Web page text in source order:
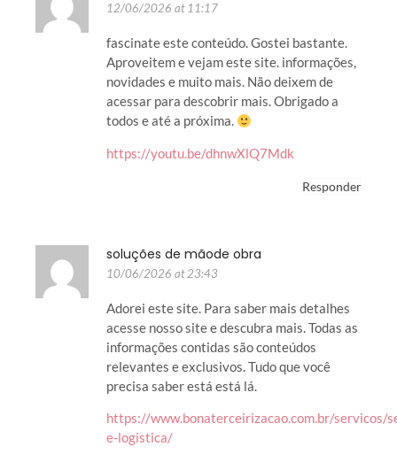
12/06/2026 at 11:17
fascinate este conteúdo. Gostei bastante.
Aproveitem e vejam este site. informações,
novidades e muito mais. Não deixem de
acessar para descobrir mais. Obrigado a
todos e até a próxima.
https://youtu.be/dhnwXlQ7Mdk
Responder
soluções de mãode obra
10/06/2026 at 23:43
Adorei este site. Para saber mais detalhes
acesse nosso site e descubra mais. Todas as
informações contidas são conteúdos
relevantes e exclusivos. Tudo que você
precisa saber está está lá.
https://www.bonaterceirizacao.com.br/servicos/
e-logistica/